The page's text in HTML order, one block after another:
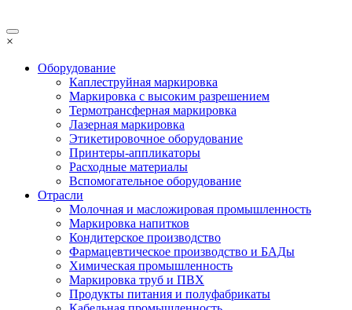
×
Оборудование
Каплеструйная маркировка
Маркировка с высоким разрешением
Термотрансферная маркировка
Лазерная маркировка
Этикетировочное оборудование
Принтеры-аппликаторы
Расходные материалы
Вспомогательное оборудование
Отрасли
Молочная и масложировая промышленность
Маркировка напитков
Кондитерское производство
Фармацевтическое производство и БАДы
Химическая промышленность
Маркировка труб и ПВХ
Продукты питания и полуфабрикаты